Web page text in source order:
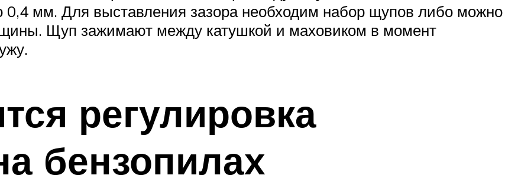
0,4 мм. Для выставления зазора необходим набор щупов либо можно
Щуп зажимают между катушкой и маховиком в момент
регулировка
бензопилах